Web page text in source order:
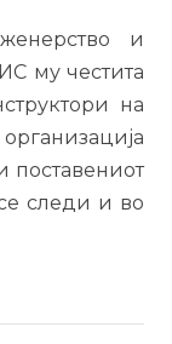
и
му честита
на
поставениот
следи и во